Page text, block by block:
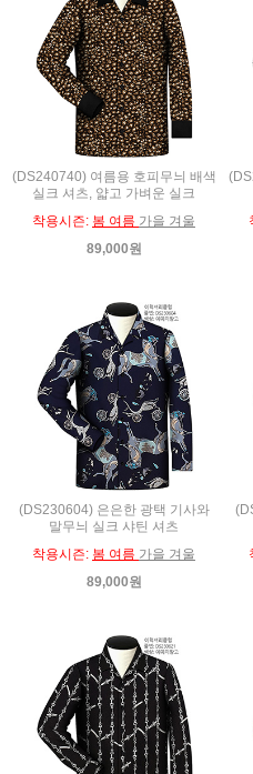
(DS240740) 여름용 호피무늬 배색
실크 셔츠, 얇고 가벼운 실크
착용시즌: 봄 여름 가을 겨울
89,000원
(DS230604) 은은한 광택 기사와
말무늬 실크 샤틴 셔츠
착용시즌: 봄 여름 가을 겨울
89,000원